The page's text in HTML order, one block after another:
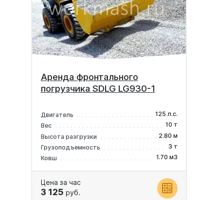
Аренда фронтального
погрузчика SDLG LG930-1
Двигатель
125 л.с.
Вес
10 т
Высота разгрузки
2.80 м
Грузоподъемность
3 т
Ковш
1.70 м3
Цена за час
3 125 руб.